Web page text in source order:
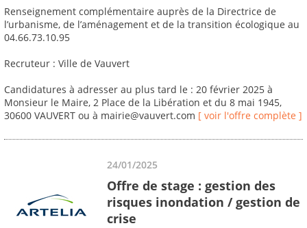
Renseignement complémentaire auprès de la Directrice de
l’urbanisme, de l’aménagement et de la transition écologique au
04.66.73.10.95
Recruteur : Ville de Vauvert
Candidatures à adresser au plus tard le : 20 février 2025 à
Monsieur le Maire, 2 Place de la Libération et du 8 mai 1945,
30600 VAUVERT ou à mairie@vauvert.com [ voir l'offre complète ]
24/01/2025
Offre de stage : gestion des
risques inondation / gestion de
crise